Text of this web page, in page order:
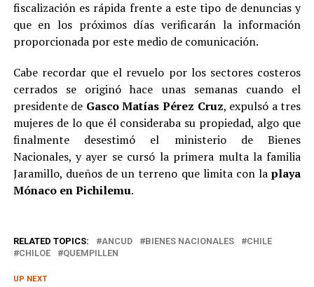
fiscalización es rápida frente a este tipo de denuncias y
que en los próximos días verificarán la información
proporcionada por este medio de comunicación.
Cabe recordar que el revuelo por los sectores costeros
cerrados se originó hace unas semanas cuando el
presidente de Gasco Matías Pérez Cruz, expulsó a tres
mujeres de lo que él consideraba su propiedad, algo que
finalmente desestimó el ministerio de Bienes
Nacionales, y ayer se cursó la primera multa la familia
Jaramillo, dueños de un terreno que limita con laplaya
Mónaco en Pichilemu.
RELATED TOPICS: ANCUD BIENES NACIONALES
CHILE
CHILOE
QUEMPILLEN
UP NEXT